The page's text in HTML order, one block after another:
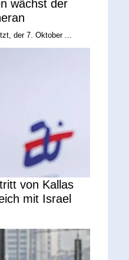
wächst der
der 7. Oktober ...
von Kallas
mit Israel